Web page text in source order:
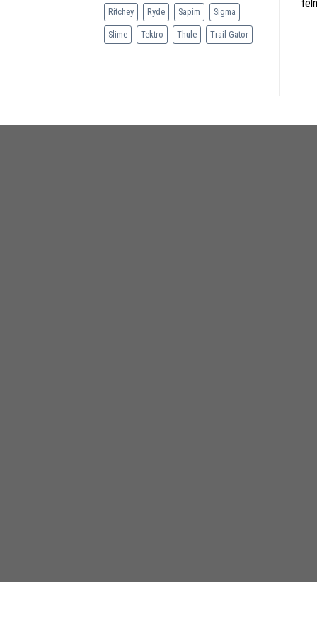
Ritchey Ryde Sapim Sigma
Slime Tektro Thule Trail-Gator